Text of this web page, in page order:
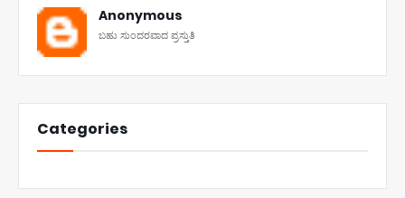
Anonymous
ಬಹು ಸುಂದರವಾದ ಪ್ರಸ್ತುತಿ
Categories